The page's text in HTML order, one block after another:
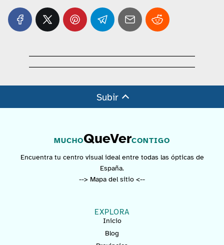
Subir
MUCHOQueVerCONTIGO
Encuentra tu centro visual ideal entre todas las ópticas de
España.
--> Mapa del sitio <--
EXPLORA
Inicio
Blog